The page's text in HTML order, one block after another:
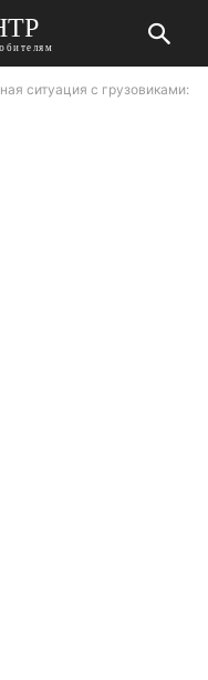
ситуация с грузовиками: